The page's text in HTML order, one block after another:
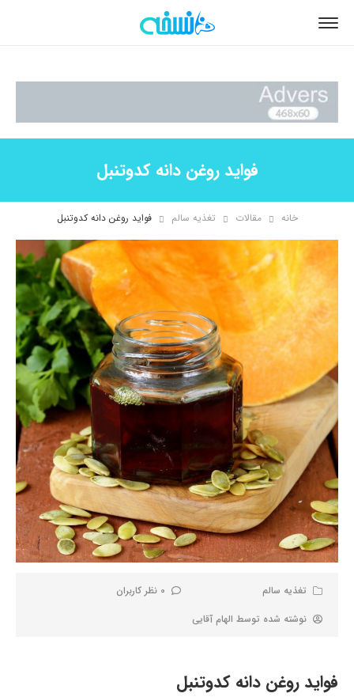
فواید روغن دانه کدوتنبل
خانه مقالات تغذیه سالم فواید روغن دانه کدوتنبل
تغذیه سالم
0 نظر کاربران
نوشته شده توسط الهام آقایی
فواید روغن دانه کدوتنبل